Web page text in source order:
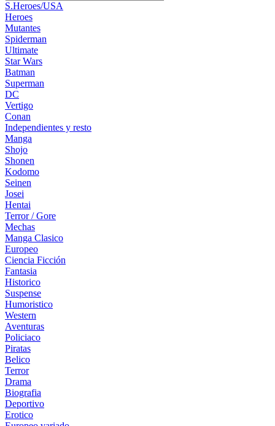
S.Heroes/USA
Heroes
Mutantes
Spiderman
Ultimate
Star Wars
Batman
Superman
DC
Vertigo
Conan
Independientes y resto
Manga
Shojo
Shonen
Kodomo
Seinen
Josei
Hentai
Terror / Gore
Mechas
Manga Clasico
Europeo
Ciencia Ficción
Fantasia
Historico
Suspense
Humoristico
Western
Aventuras
Policiaco
Piratas
Belico
Terror
Drama
Biografia
Deportivo
Erotico